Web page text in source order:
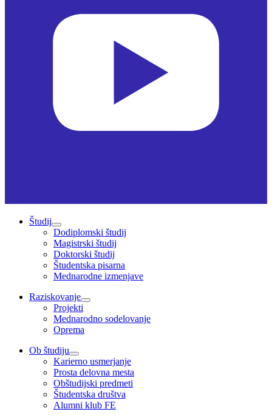
Študij
Dodiplomski študij
Magistrski študij
Doktorski študij
Študentska pisarna
Mednarodne izmenjave
Raziskovanje
Projekti
Mednarodno sodelovanje
Oprema
Ob študiju
Karierno usmerjanje
Prosta delovna mesta
Obštudijski predmeti
Študentska društva
Alumni klub FE